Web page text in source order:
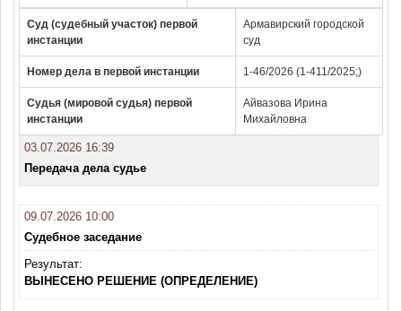
Суд (судебный участок) первой
инстанции
Армавирский городской
суд
Номер дела в первой инстанции 1-46/2026 (1-411/2025;)
Судья (мировой судья) первой
инстанции
Айвазова Ирина
Михайловна
03.07.2026 16:39
Передача дела судье
09.07.2026 10:00
Судебное заседание
Результат:
ВЫНЕСЕНО РЕШЕНИЕ (ОПРЕДЕЛЕНИЕ)